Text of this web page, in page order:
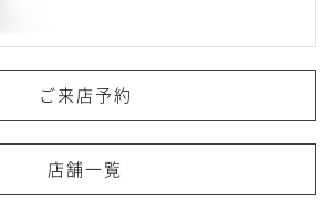
ご来店予約
店舗一覧